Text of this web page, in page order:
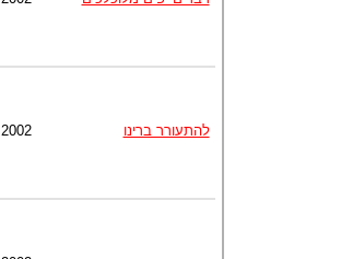
להתעורר ברינו 2002